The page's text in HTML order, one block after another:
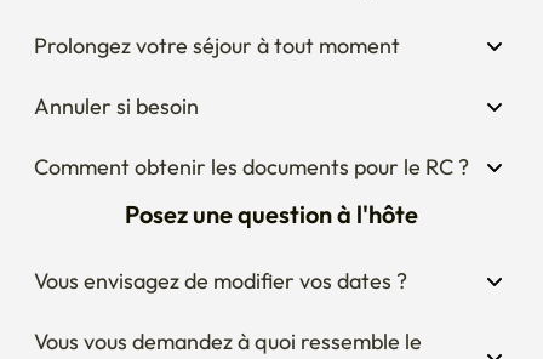
Prolongez votre séjour à tout moment
Annuler si besoin
Comment obtenir les documents pour le RC ?
Posez une question à l'hôte
Vous envisagez de modifier vos dates ?
Vous vous demandez à quoi ressemble le